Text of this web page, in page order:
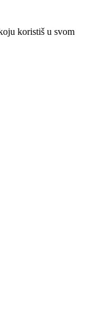
koristiš u svom